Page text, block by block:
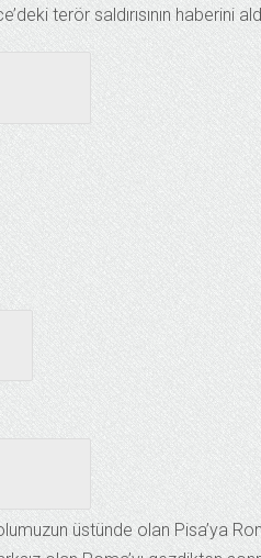
terör saldırısının haberini
üstünde olan Pisa’ya